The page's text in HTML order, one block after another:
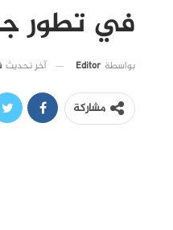
في تطور
بواسطة Editor آخر تحديث
مشاركة